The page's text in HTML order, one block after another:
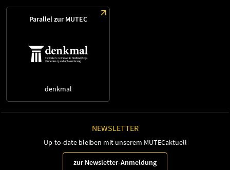
Parallel zur MUTEC
denkmal
NEWSLETTER
Up-to-date bleiben mit unserem MUTECaktuell
zur Newsletter-Anmeldung